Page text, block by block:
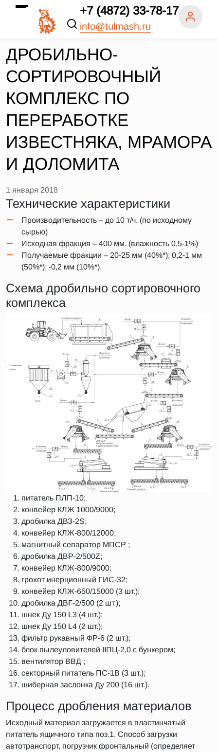
+7 (4872) 33-78-17
info@tulmash.ru
ДРОБИЛЬНО-
СОРТИРОВОЧНЫЙ
КОМПЛЕКС ПО
ПЕРЕРАБОТКЕ
ИЗВЕСТНЯКА, МРАМОРА
И ДОЛОМИТА
1 января 2018
Технические характеристики
Производительность – до 10 т/ч. (по исходному
сырью)
Исходная фракция – 400 мм. (влажность 0,5-1%)
Получаемые фракции – 20-25 мм (40%*); 0,2-1 мм
(50%*); -0,2 мм (10%*).
Схема дробильно сортировочного
комплекса
питатель ПЛП-10;
конвейер КЛЖ 1000/9000;
дробилка ДВЗ-2S;
конвейер КЛЖ-800/12000;
магнитный сепаратор МПСР ;
дробилка ДВР-2/500Z;
конвейер КЛЖ-800/9000;
грохот инерционный ГИС-32;
конвейер КЛЖ-650/15000 (3 шт.);
дробилка ДВГ-2/500 (2 шт.);
шнек Ду 150 L3 (4 шт.);
шнек Ду 150 L4 (2 шт.);
фильтр рукавный ФР-6 (2 шт.);
блок пылеуловителей ΙΙПЦ-2,0 с бункером;
вентилятор ВВД ;
секторный питатель ПС-1В (3 шт.);
шиберная заслонка Ду 200 (16 шт.).
Процесс дробления материалов
Исходный материал загружается в пластинчатый
питатель ящичного типа поз.1. Способ загрузки
автотранспорт, погрузчик фронтальный (определяет